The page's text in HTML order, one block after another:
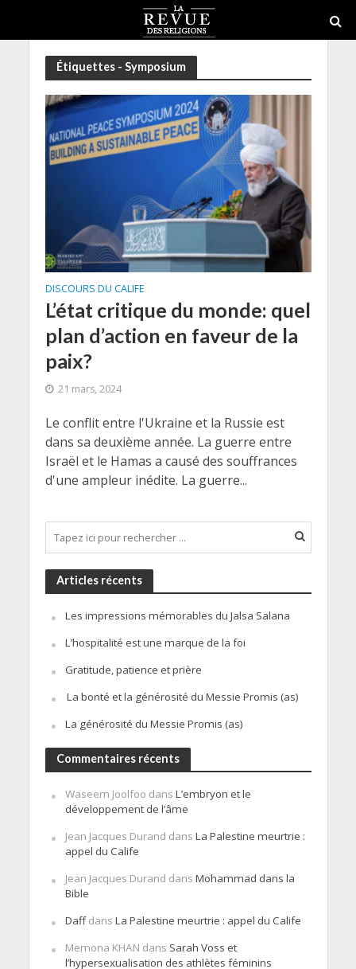
Étiquettes - Symposium
DISCOURS DU CALIFE
L’état critique du monde: quel
plan d’action en faveur de la
paix?
21 mars, 2024
Le conflit entre l'Ukraine et la Russie est
dans sa deuxième année. La guerre entre
Israël et le Hamas a causé des souffrances
d'une ampleur inédite. La guerre...
Articles récents
Les impressions mémorables du Jalsa Salana
L’hospitalité est une marque de la foi
Gratitude, patience et prière
La bonté et la générosité du Messie Promis (as)
La générosité du Messie Promis (as)
Commentaires récents
Waseem Joolfoo dans L’embryon et le
développement de l’âme
Jean Jacques Durand dans La Palestine meurtrie :
appel du Calife
Jean Jacques Durand dans Mohammad dans la
Bible
Daffdans La Palestine meurtrie : appel du Calife
Memona KHAN dans Sarah Voss et
l’hypersexualisation des athlètes féminins